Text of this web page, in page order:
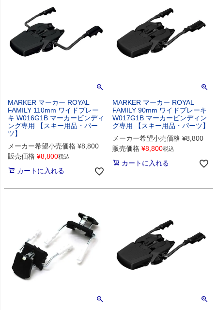
MARKER マーカー ROYAL
FAMILY 110mm ワイドブレー
キ W016G1B マーカービンディ
ング専用 【スキー用品・パー
ツ】
メーカー希望小売価格 ¥8,800
販売価格 ¥8,800税込
カートに入れる
MARKER マーカー ROYAL
FAMILY 90mm ワイドブレーキ
W017G1B マーカービンディン
グ専用 【スキー用品・パーツ】
メーカー希望小売価格 ¥8,800
販売価格 ¥8,800税込
カートに入れる